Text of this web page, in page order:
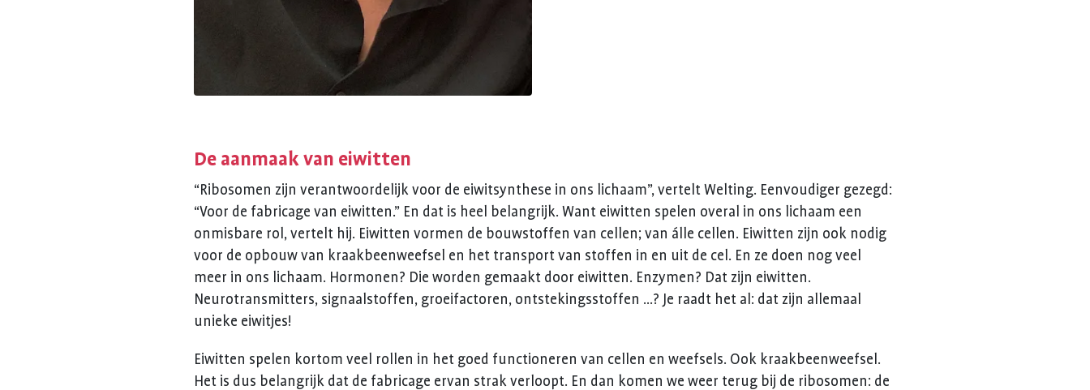
De aanmaak van eiwitten
“Ribosomen zijn verantwoordelijk voor de eiwitsynthese in ons lichaam”, vertelt Welting. Eenvoudiger gezegd:
“Voor de fabricage van eiwitten.” En dat is heel belangrijk. Want eiwitten spelen overal in ons lichaam een
onmisbare rol, vertelt hij. Eiwitten vormen de bouwstoffen van cellen; van álle cellen. Eiwitten zijn ook nodig
voor de opbouw van kraakbeenweefsel en het transport van stoffen in en uit de cel. En ze doen nog veel
meer in ons lichaam. Hormonen? Die worden gemaakt door eiwitten. Enzymen? Dat zijn eiwitten.
Neurotransmitters, signaalstoffen, groeifactoren, ontstekingsstoffen …? Je raadt het al: dat zijn allemaal
unieke eiwitjes!
Eiwitten spelen kortom veel rollen in het goed functioneren van cellen en weefsels. Ook kraakbeenweefsel.
Het is dus belangrijk dat de fabricage ervan strak verloopt. En dan komen we weer terug bij de ribosomen: de